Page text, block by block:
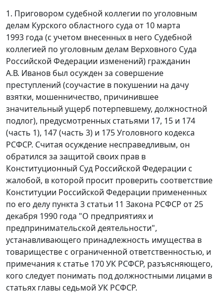
1. Приговором судебной коллегии по уголовным
делам Курского областного суда от 10 марта
1993 года (с учетом внесенных в него Судебной
коллегией по уголовным делам Верховного Суда
Российской Федерации изменений) гражданин
А.В. Иванов был осужден за совершение
преступлений (соучастие в покушении на дачу
взятки, мошенничество, причинившее
значительный ущерб потерпевшему, должностной
подлог), предусмотренных статьями 17, 15 и 174
(часть 1), 147 (часть 3) и 175Уголовного кодекса
РСФСР. Считая осуждение несправедливым, он
обратился за защитой своих прав в
Конституционный Суд Российской Федерации с
жалобой, в которой просит проверить соответствие
Конституции Российской Федерации примененных
по его делу пункта 3 статьи 11 Закона РСФСР от 25
декабря 1990 года "О предприятиях и
предпринимательской деятельности",
устанавливающего принадлежность имущества в
товариществе с ограниченной ответственностью, и
примечания к статье 170 УК РСФСР, разъясняющего,
кого следует понимать под должностными лицами в
статьях главы седьмой УК РСФСР.